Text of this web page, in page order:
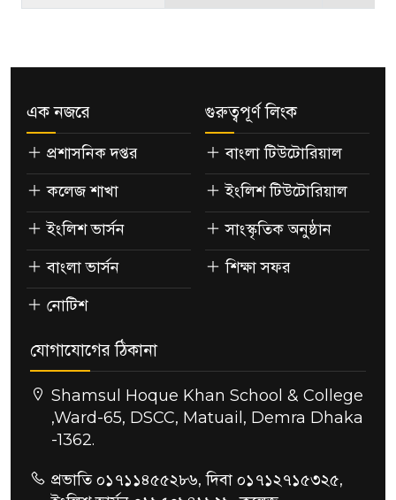
এক নজরে
প্রশাসনিক দপ্তর
কলেজ শাখা
ইংলিশ ভার্সন
বাংলা ভার্সন
নোটিশ
গুরুত্বপূর্ণ লিংক
বাংলা টিউটোরিয়াল
ইংলিশ টিউটোরিয়াল
সাংস্কৃতিক অনুষ্ঠান
শিক্ষা সফর
যোগাযোগের ঠিকানা
Shamsul Hoque Khan School & College
,Ward-65, DSCC, Matuail, Demra Dhaka
-1362.
প্রভাতি ০১৭১১৪৫৫২৮৬, দিবা ০১৭১২৭১৫৩২৫,